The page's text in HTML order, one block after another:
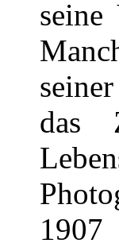
seine
das
1907